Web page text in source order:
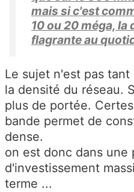
mais si c'est
10 ou 20 méga,
flagrante au
Le sujet n'est pas
la densité du réseau.
plus de portée.
bande permet de
dense.
on est donc dans une
d'investissement
terme ...